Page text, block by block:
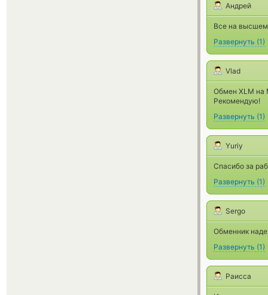
Андрей
Все на
Развернуть (1)
Vlad
Обмен XLM на
Рекомендую!
Развернуть (1)
Yuriy
Спасибо за
Развернуть (1)
Sergo
Обменник
Развернуть (1)
Раисса